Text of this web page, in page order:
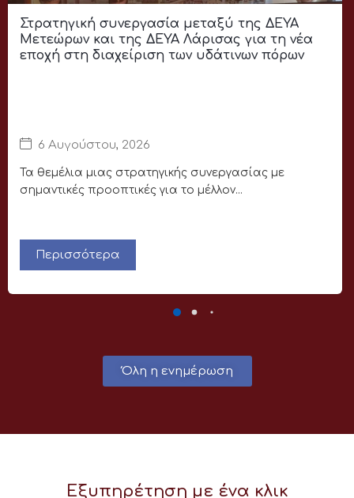
Στρατηγική συνεργασία μεταξύ της ΔΕΥΑ
Μετεώρων και της ΔΕΥΑ Λάρισας για τη νέα
εποχή στη διαχείριση των υδάτινων πόρων
6 Αυγούστου, 2026
Τα θεμέλια μιας στρατηγικής συνεργασίας με
σημαντικές προοπτικές για το μέλλον...
Περισσότερα
Όλη η ενημέρωση
Εξυπηρέτηση με ένα κλικ